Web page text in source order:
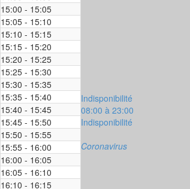
Indisponibilité
08:00 à 23:00
Indisponibilité
Coronavirus
15:00 - 15:05
15:05 - 15:10
15:10 - 15:15
15:15 - 15:20
15:20 - 15:25
15:25 - 15:30
15:30 - 15:35
15:35 - 15:40
15:40 - 15:45
15:45 - 15:50
15:50 - 15:55
15:55 - 16:00
16:00 - 16:05
16:05 - 16:10
16:10 - 16:15